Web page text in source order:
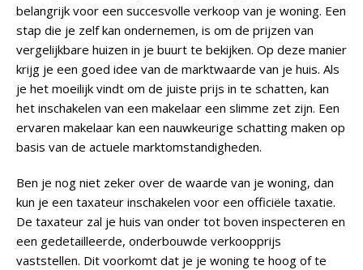
belangrijk voor een succesvolle verkoop van je woning. Een
stap die je zelf kan ondernemen, is om de prijzen van
vergelijkbare huizen in je buurt te bekijken. Op deze manier
krijg je een goed idee van de marktwaarde van je huis. Als
je het moeilijk vindt om de juiste prijs in te schatten, kan
het inschakelen van een makelaar een slimme zet zijn. Een
ervaren makelaar kan een nauwkeurige schatting maken op
basis van de actuele marktomstandigheden.
Ben je nog niet zeker over de waarde van je woning, dan
kun je een taxateur inschakelen voor een officiële taxatie.
De taxateur zal je huis van onder tot boven inspecteren en
een gedetailleerde, onderbouwde verkoopprijs
vaststellen. Dit voorkomt dat je je woning te hoog of te